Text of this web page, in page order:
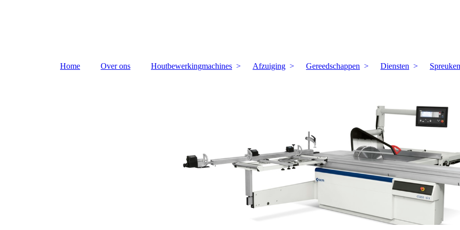
Home Over ons Houtbewerkingmachines Afzuiging Gereedschappen Diensten Spreuken